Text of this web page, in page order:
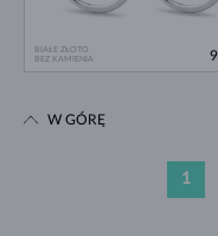
BIAŁE ZŁOTO
BEZ KAMIENIA
1
W GÓRĘ